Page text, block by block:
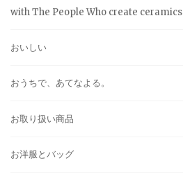
with The People Who create ceramics
おいしい
おうちで、あてなよる。
お取り扱い商品
お洋服とバッグ